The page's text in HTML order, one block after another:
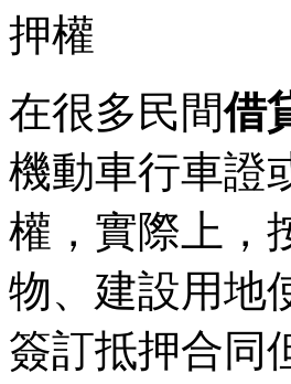
押權
在很多民間借
機動車行車證
權，實際上，
物、建設用地
簽訂抵押合同